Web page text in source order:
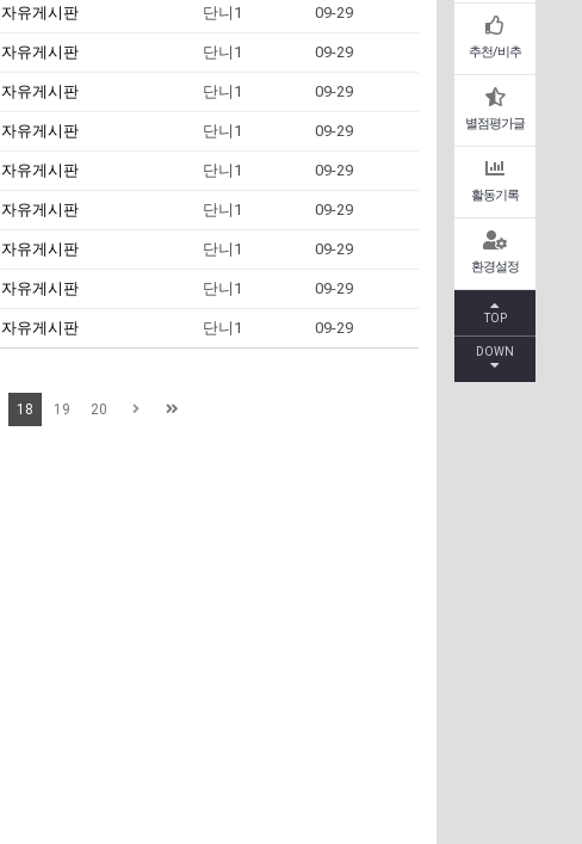
추천/비추
별점평가글
활동기록
환경설정
TOP
DOWN
자유게시판 단니1 09-29
자유게시판 단니1 09-29
자유게시판 단니1 09-29
자유게시판 단니1 09-29
자유게시판 단니1 09-29
자유게시판 단니1 09-29
자유게시판 단니1 09-29
자유게시판 단니1 09-29
자유게시판 단니1 09-29
18 19 20